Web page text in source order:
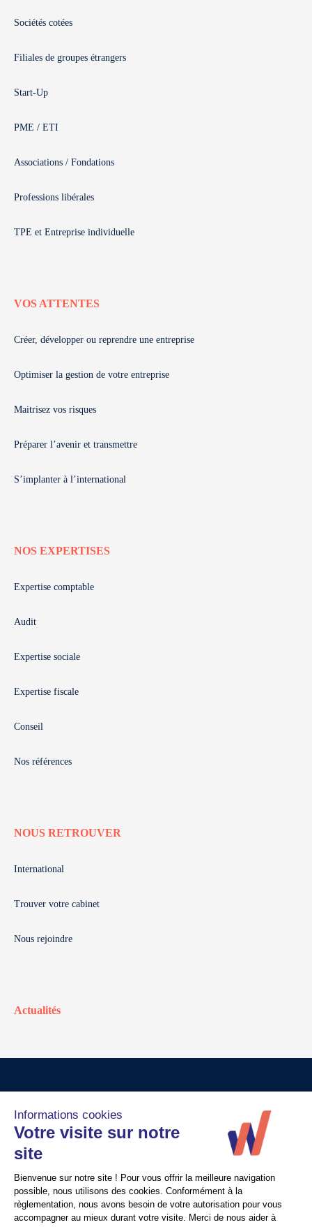
Sociétés cotées
Filiales de groupes étrangers
Start-Up
PME / ETI
Associations / Fondations
Professions libérales
TPE et Entreprise individuelle
VOS ATTENTES
Créer, développer ou reprendre une entreprise
Optimiser la gestion de votre entreprise
Maitrisez vos risques
Préparer l’avenir et transmettre
S’implanter à l’international
NOS EXPERTISES
Expertise comptable
Audit
Expertise sociale
Expertise fiscale
Conseil
Nos références
NOUS RETROUVER
International
Trouver votre cabinet
Nous rejoindre
Actualités
Crédits
Politique de confidentialité